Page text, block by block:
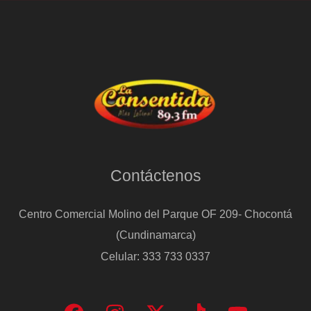
Contáctenos
Centro Comercial Molino del Parque OF 209- Chocontá
(Cundinamarca)
Celular: 333 733 0337